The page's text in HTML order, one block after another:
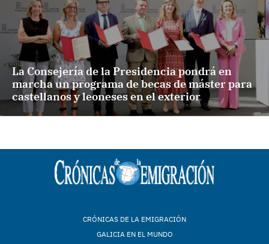
La Consejería de la Presidencia pondrá en
marcha un programa de becas de máster para
castellanos y leoneses en el exterior
CRÓNICAS DE LA EMIGRACIÓN
GALICIA EN EL MUNDO